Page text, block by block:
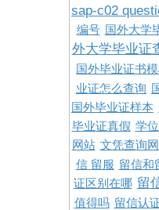
sap-c02
编号 国外大学
外大学毕业证
国外毕业证书
业证怎么查询
国外毕业证样本
毕业证真假 学
网站 文凭查询
信 留服 留信和
证区别在哪 留
值得吗 留信认